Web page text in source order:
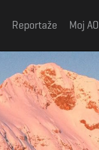
Reportaže Moj AO